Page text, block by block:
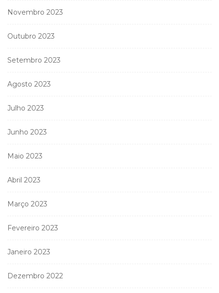
Novembro 2023
Outubro 2023
Setembro 2023
Agosto 2023
Julho 2023
Junho 2023
Maio 2023
Abril 2023
Março 2023
Fevereiro 2023
Janeiro 2023
Dezembro 2022